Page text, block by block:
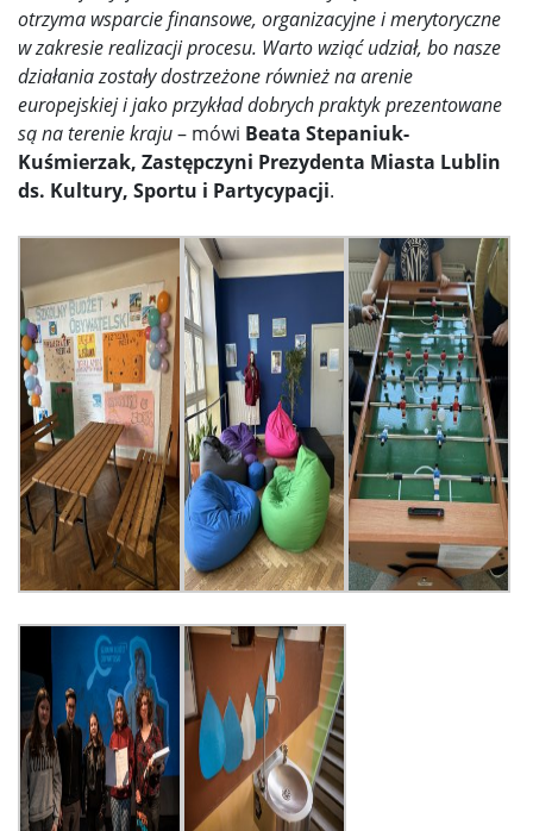
otrzyma wsparcie finansowe, organizacyjne i merytoryczne
w zakresie realizacji procesu. Warto wziąć udział, bo nasze
działania zostały dostrzeżone również na arenie
europejskiej i jako przykład dobrych praktyk prezentowane
są na terenie kraju– mówi Beata Stepaniuk-
Kuśmierzak, Zastępczyni Prezydenta Miasta Lublin
ds. Kultury, Sportu i Partycypacji.